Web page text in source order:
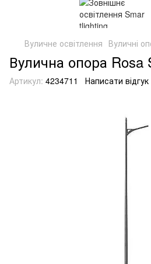
Вуличне освітлення Вуличні
Вулична опора Rosa
Артикул: 4234711 Написати відгук